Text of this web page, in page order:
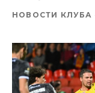
НОВОСТИ КЛУБА